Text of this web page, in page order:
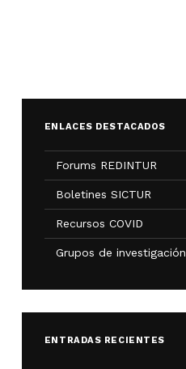
ENLACES DESTACADOS
Forums REDINTUR
Boletines SICTUR
Recursos COVID
Grupos de investigación
ENTRADAS RECIENTES